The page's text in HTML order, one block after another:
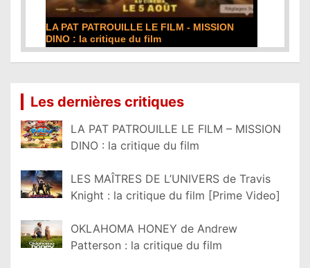
LA PAT PATROUILLE LE FILM - MISSION
DINO : la critique du film
Les dernières critiques
LA PAT PATROUILLE LE FILM – MISSION
DINO : la critique du film
LES MAÎTRES DE L’UNIVERS de Travis
Knight : la critique du film [Prime Video]
OKLAHOMA HONEY de Andrew
Patterson : la critique du film